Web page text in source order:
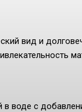
вид и
в воде с